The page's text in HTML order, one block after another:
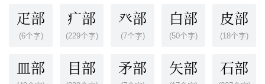
疋部
(6个字)
疒部
(229个字)
癶部
(7个字)
白部
(50个字)
皮部
(18个字)
皿部 目部 矛部 矢部 石部